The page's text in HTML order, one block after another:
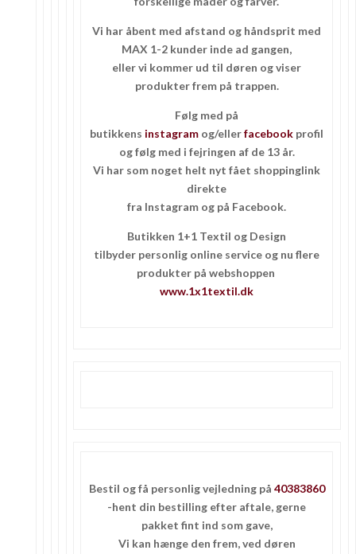
Vi har åbent med afstand og håndsprit med
MAX 1-2 kunder inde ad gangen,
eller vi kommer ud til døren og viser
produkter frem på trappen.
Følg med på
butikkens instagram og/ellerfacebook profil
og følg med i fejringen af de 13 år.
Vi har som noget helt nyt fået shoppinglink
direkte
fra Instagram og på Facebook.
Butikken 1+1 Textil og Design
tilbyder personlig online service og nu flere
produkter på webshoppen
www.1x1textil.dk
Bestil og få personlig vejledning på 40383860
-hent din bestilling efter aftale, gerne
pakket fint ind som gave,
Vi kan hænge den frem, ved døren